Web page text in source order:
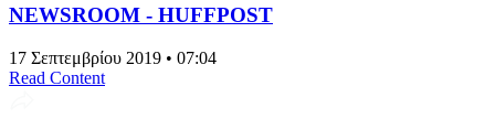
NEWSROOM - HUFFPOST
17 Σεπτεμβρίου 2019 • 07:04
Read Content